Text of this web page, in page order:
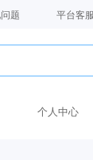
题 平台客服
个人中心